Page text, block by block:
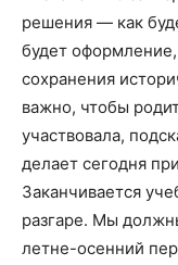
решения — как
будет
сохранения
важно, чтобы
участвовала,
делает сегодня
Заканчивается
разгаре. Мы
летне-осенний